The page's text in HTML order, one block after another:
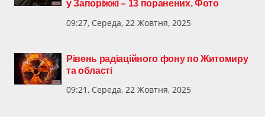
у Запоріжжі – 13 поранених. Фото
09:27, Середа, 22 Жовтня, 2025
Рівень радіаційного фону по Житомиру
та області
09:21, Середа, 22 Жовтня, 2025